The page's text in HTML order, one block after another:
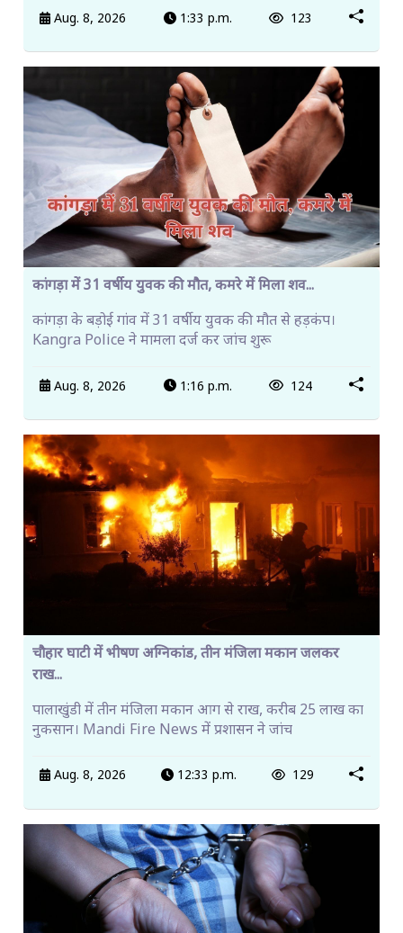
Aug. 8, 2026 1:33 p.m. 123
कांगड़ा में 31 वर्षीय युवक की मौत, कमरे में मिला शव...
कांगड़ा के बड़ोई गांव में 31 वर्षीय युवक की मौत से हड़कंप।
Kangra Police ने मामला दर्ज कर जांच शुरू
Aug. 8, 2026 1:16 p.m. 124
चौहार घाटी में भीषण अग्निकांड, तीन मंजिला मकान जलकर
राख...
पालाखुंडी में तीन मंजिला मकान आग से राख, करीब 25 लाख का
नुकसान। Mandi Fire News में प्रशासन ने जांच
Aug. 8, 2026 12:33 p.m. 129